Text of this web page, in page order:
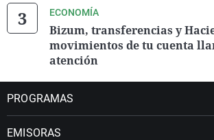
ECONOMÍA
Bizum, transferencias y
movimientos de tu cuenta
atención
PROGRAMAS
EMISORAS